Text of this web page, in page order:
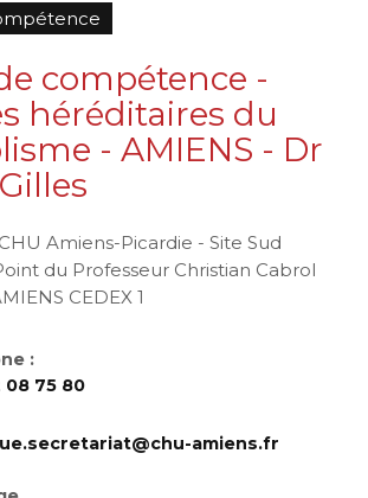
compétence -
héréditaires du
- AMIENS - Dr
Amiens-Picardie - Site Sud
du Professeur Christian Cabrol
CEDEX 1
:
08 75 80
amiens.fr